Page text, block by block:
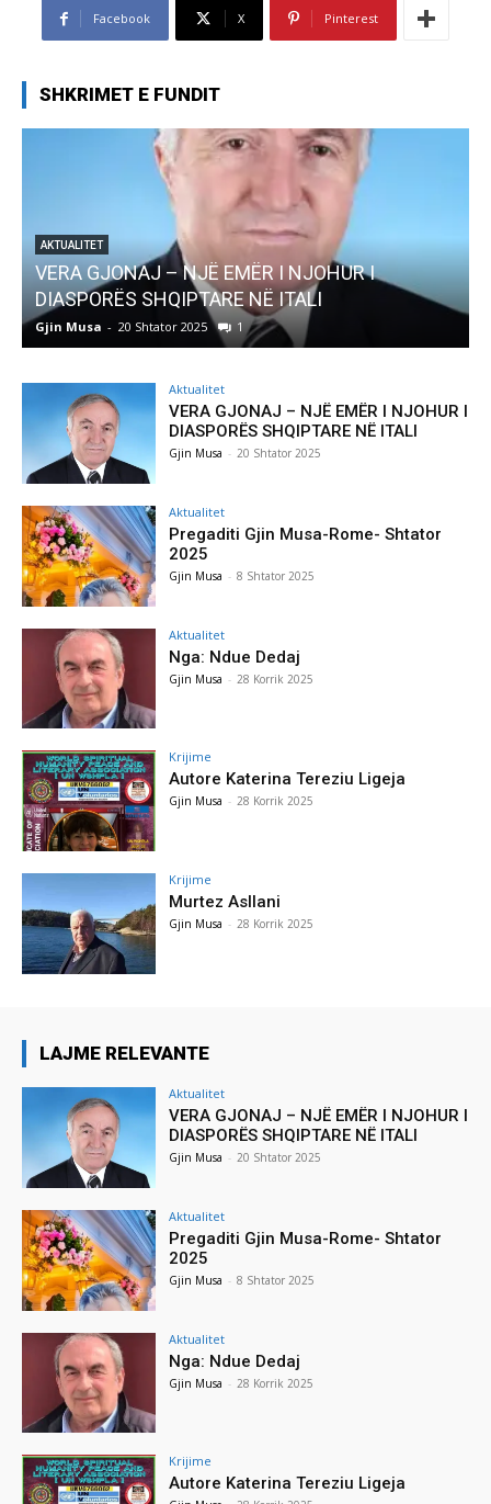
Facebook X Pinterest
SHKRIMET E FUNDIT
AKTUALITET
Pregaditi Gjin Musa-Rome- Shtator 2025
Gjin Musa - 8 Shtator 2025
Aktualitet
VERA GJONAJ – NJË EMËR I NJOHUR I
DIASPORËS SHQIPTARE NË ITALI
Gjin Musa - 20 Shtator 2025
Aktualitet
Pregaditi Gjin Musa-Rome- Shtator
2025
Gjin Musa - 8 Shtator 2025
Aktualitet
Nga: Ndue Dedaj
Gjin Musa - 28 Korrik 2025
Krijime
Autore Katerina Tereziu Ligeja
Gjin Musa - 28 Korrik 2025
Krijime
Murtez Asllani
Gjin Musa - 28 Korrik 2025
LAJME RELEVANTE
Aktualitet
VERA GJONAJ – NJË EMËR I NJOHUR I
DIASPORËS SHQIPTARE NË ITALI
Gjin Musa - 20 Shtator 2025
Aktualitet
Pregaditi Gjin Musa-Rome- Shtator
2025
Gjin Musa - 8 Shtator 2025
Aktualitet
Nga: Ndue Dedaj
Gjin Musa - 28 Korrik 2025
Krijime
Autore Katerina Tereziu Ligeja